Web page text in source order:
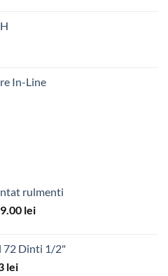
In-Line
rulmenti
lei.
leiPrețul
4,199.00 lei.
72 Dinti 1/2"
leiPrețul